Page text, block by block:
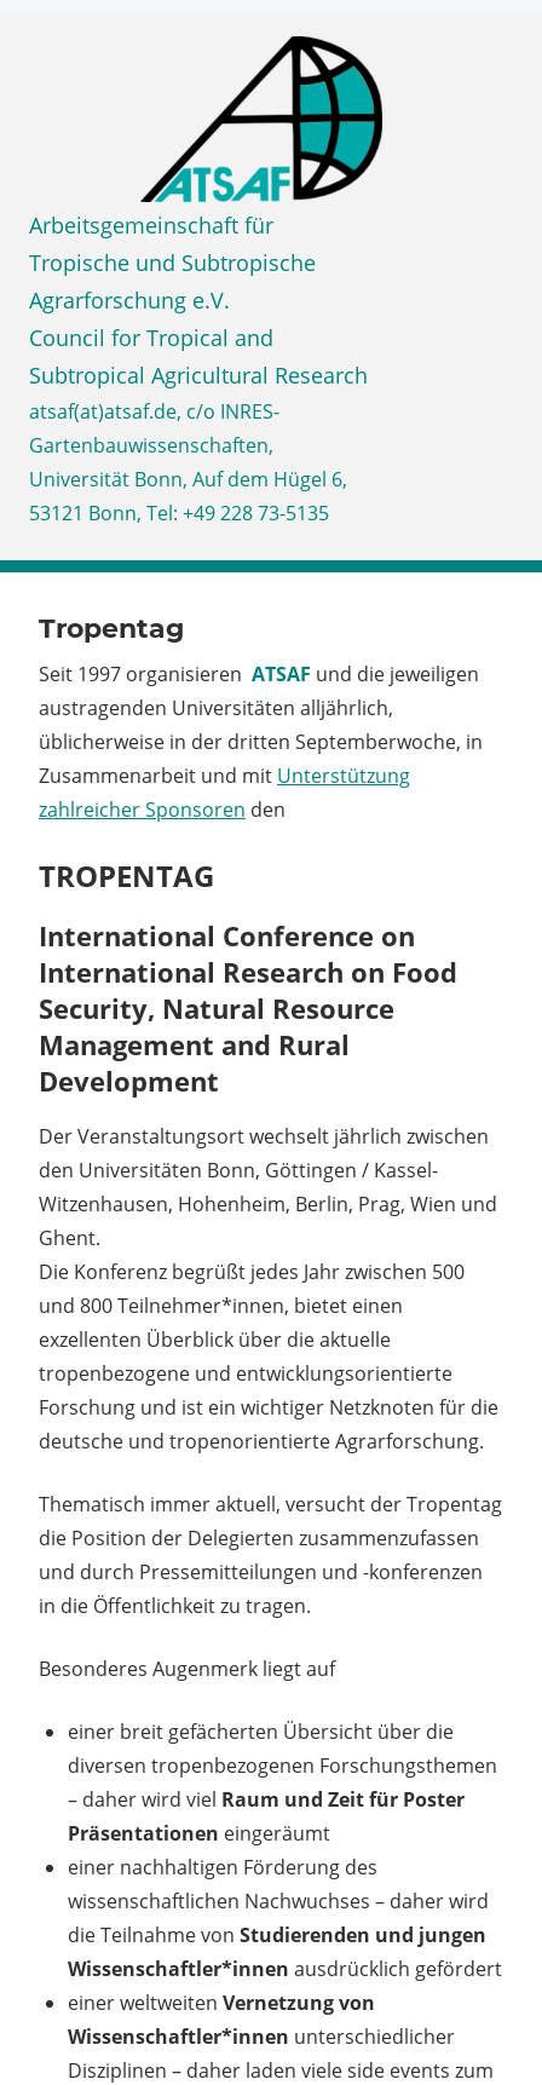
Council for Tropical and
Subtropical Agricultural Research
Tropentag
Seit 1997 organisieren ATSAF und die jeweiligen
austragenden Universitäten alljährlich,
üblicherweise in der dritten Septemberwoche, in
Zusammenarbeit und mit Unterstützung
zahlreicher Sponsoren den
TROPENTAG
International Conference on
International Research on Food
Security, Natural Resource
Management and Rural
Development
Der Veranstaltungsort wechselt jährlich zwischen
den Universitäten Bonn, Göttingen / Kassel-
Witzenhausen, Hohenheim, Berlin, Prag, Wien und
Ghent.
Die Konferenz begrüßt jedes Jahr zwischen 500
und 800 Teilnehmer*innen, bietet einen
exzellenten Überblick über die aktuelle
tropenbezogene und entwicklungsorientierte
Forschung und ist ein wichtiger Netzknoten für die
deutsche und tropenorientierte Agrarforschung.
Thematisch immer aktuell, versucht der Tropentag
die Position der Delegierten zusammenzufassen
und durch Pressemitteilungen und -konferenzen
in die Öffentlichkeit zu tragen.
Besonderes Augenmerk liegt auf
einer breit gefächerten Übersicht über die
diversen tropenbezogenen Forschungsthemen
– daher wird viel Raum und Zeit für Poster
Präsentationen eingeräumt
einer nachhaltigen Förderung des
wissenschaftlichen Nachwuchses – daher wird
die Teilnahme von Studierenden und jungen
Wissenschaftler*innen ausdrücklich gefördert
einer weltweiten Vernetzung von
Wissenschaftler*innen unterschiedlicher
Disziplinen – daher laden viele side events zum